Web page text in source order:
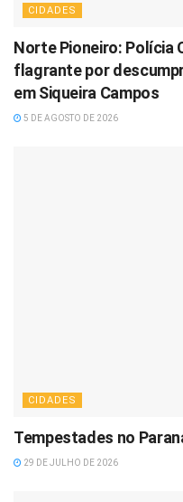
CIDADES
Norte Pioneiro: Polícia
flagrante por
em Siqueira Campos
5 DE AGOSTO DE 2026
CIDADES
Tempestades no
29 DE JULHO DE 2026